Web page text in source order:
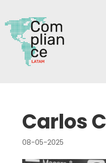
Carlos
08-05-2025